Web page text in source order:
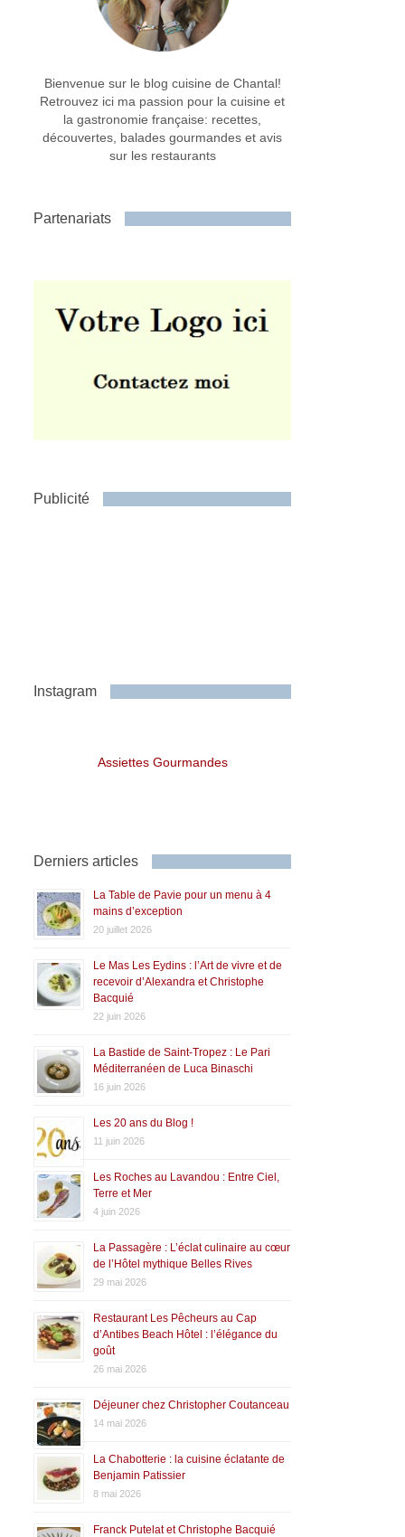
Bienvenue sur le blog cuisine de Chantal!
Retrouvez ici ma passion pour la cuisine et
la gastronomie française: recettes,
découvertes, balades gourmandes et avis
sur les restaurants
Partenariats
Publicité
Instagram
Assiettes Gourmandes
Derniers articles
La Table de Pavie pour un menu à 4
mains d’exception
20 juillet 2026
Le Mas Les Eydins : l’Art de vivre et de
recevoir d’Alexandra et Christophe
Bacquié
22 juin 2026
La Bastide de Saint-Tropez : Le Pari
Méditerranéen de Luca Binaschi
16 juin 2026
Les 20 ans du Blog !
11 juin 2026
Les Roches au Lavandou : Entre Ciel,
Terre et Mer
4 juin 2026
La Passagère : L’éclat culinaire au cœur
de l’Hôtel mythique Belles Rives
29 mai 2026
Restaurant Les Pêcheurs au Cap
d’Antibes Beach Hôtel : l’élégance du
goût
26 mai 2026
Déjeuner chez Christopher Coutanceau
14 mai 2026
La Chabotterie : la cuisine éclatante de
Benjamin Patissier
8 mai 2026
Franck Putelat et Christophe Bacquié